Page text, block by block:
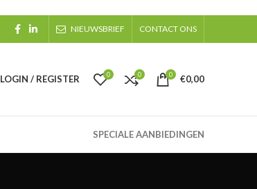
NIEUWSBRIEF CONTACT ONS
LOGIN / REGISTER 0 0 0 €0,00
SPECIALE AANBIEDINGEN